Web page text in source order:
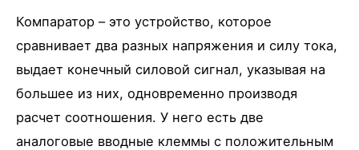
Компаратор – это устройство, которое
сравнивает два разных напряжения и силу тока,
выдает конечный силовой сигнал, указывая на
большее из них, одновременно производя
расчет соотношения. У него есть две
аналоговые вводные клеммы с положительным